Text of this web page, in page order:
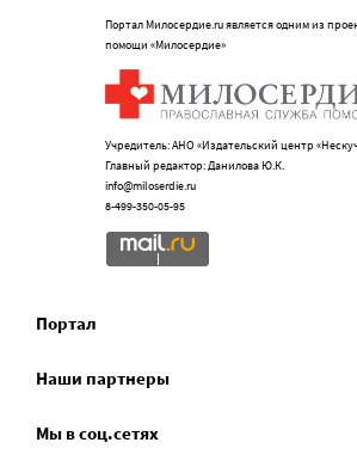
Портал Милосердие.ru является одним из
помощи «Милосердие»
Учредитель: АНО «Издательский центр
Главный редактор: Данилова Ю.К.
info@miloserdie.ru
8-499-350-05-95
Портал
Наши партнеры
Мы в соц.сетях